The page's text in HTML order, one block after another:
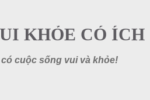
KHỎE CÓ ÍCH
cuộc sống vui và khỏe!